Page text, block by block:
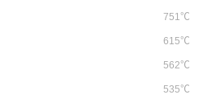
751℃
615℃
562℃
535℃